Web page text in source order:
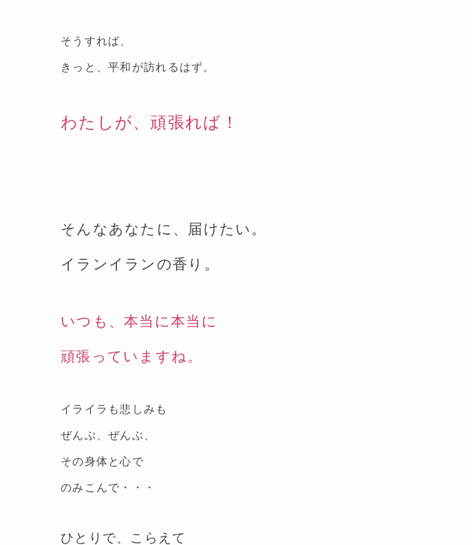
そうすれば、
きっと、平和が訪れるはず。
わたしが、頑張れば！
そんなあなたに、届けたい。
イランイランの香り。
いつも、本当に本当に
頑張っていますね。
イライラも悲しみも
ぜんぶ、ぜんぶ、
その身体と心で
のみこんで・・・
ひとりで、こらえて